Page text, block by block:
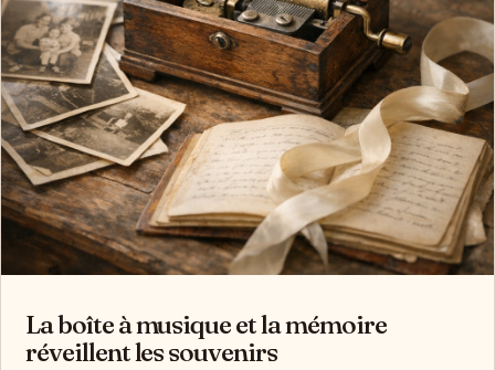
La boîte à musique et la mémoire
réveillent les souvenirs